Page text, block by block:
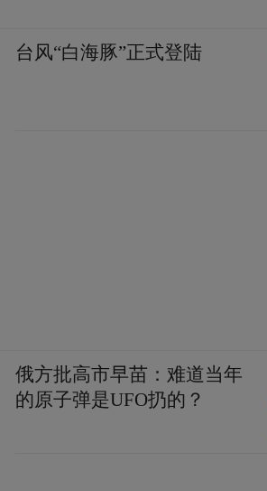
台风“白海豚”正式登陆
俄方批高市早苗：难道当年
的原子弹是UFO扔的？